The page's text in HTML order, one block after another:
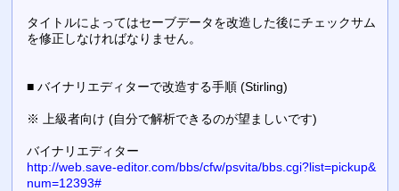
タイトルによってはセーブデータを改造した後にチェックサム
を修正しなければなりません。
■ バイナリエディターで改造する手順 (Stirling)
※ 上級者向け (自分で解析できるのが望ましいです)
バイナリエディター
http://web.save-editor.com/bbs/cfw/psvita/bbs.cgi?list=pickup&
num=12393#